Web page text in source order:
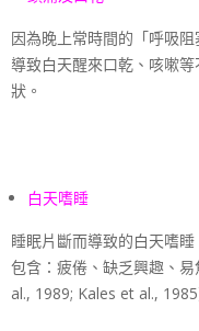
因為晚上常時間的「呼吸
導致白天醒來口乾、咳嗽
狀。
白天嗜睡
睡眠片斷而導致的白天嗜
包含：疲倦、缺乏興趣、
al., 1989; Kales et al., 1985